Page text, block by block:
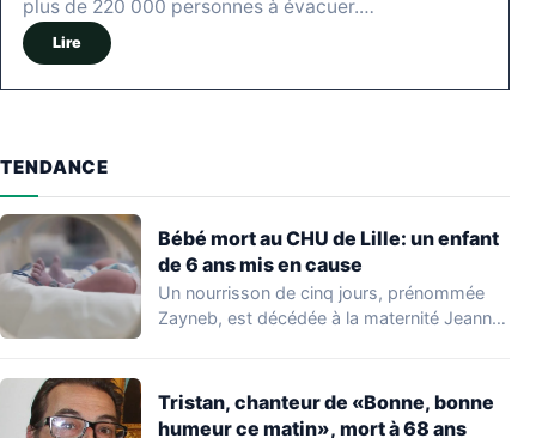
plus de 220 000 personnes à évacuer.…
Lire
TENDANCE
Bébé mort au CHU de Lille: un enfant
de 6 ans mis en cause
Un nourrisson de cinq jours, prénommée
Zayneb, est décédée à la maternité Jeanne
Tristan, chanteur de «Bonne, bonne
humeur ce matin», mort à 68 ans